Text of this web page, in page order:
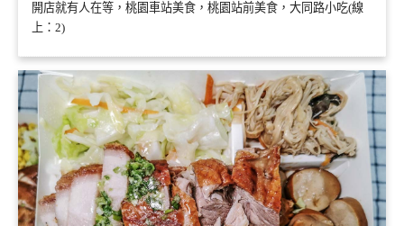
開店就有人在等，桃園車站美食，桃園站前美食，大同路小吃(線
上：2)